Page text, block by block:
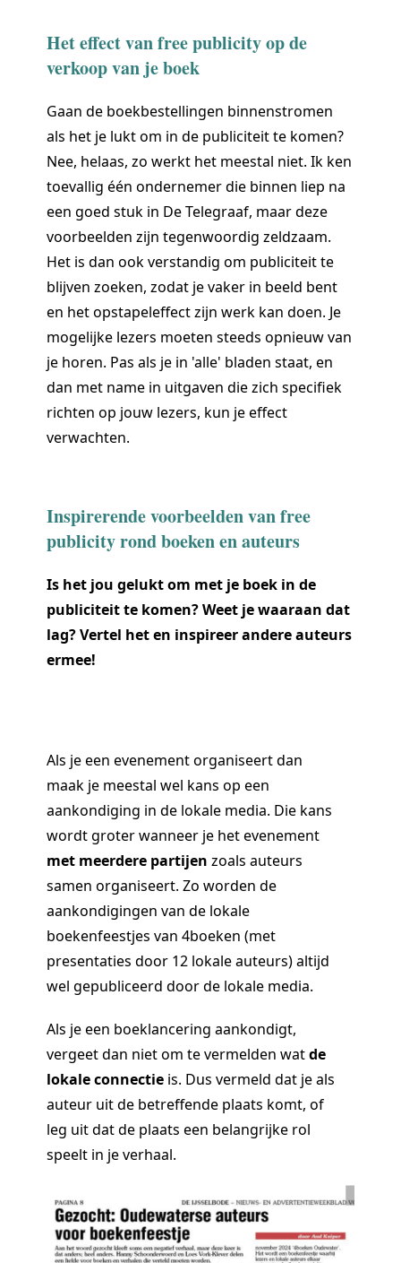
Het effect van free publicity op de
verkoop van je boek
Gaan de boekbestellingen binnenstromen
als het je lukt om in de publiciteit te komen?
Nee, helaas, zo werkt het meestal niet. Ik ken
toevallig één ondernemer die binnen liep na
een goed stuk in De Telegraaf, maar deze
voorbeelden zijn tegenwoordig zeldzaam.
Het is dan ook verstandig om publiciteit te
blijven zoeken, zodat je vaker in beeld bent
en het opstapeleffect zijn werk kan doen. Je
mogelijke lezers moeten steeds opnieuw van
je horen. Pas als je in 'alle' bladen staat, en
dan met name in uitgaven die zich specifiek
richten op jouw lezers, kun je effect
verwachten.
Inspirerende voorbeelden van free
publicity rond boeken en auteurs
Is het jou gelukt om met je boek in de
publiciteit te komen? Weet je waaraan dat
lag? Vertel het en inspireer andere auteurs
ermee!
Als je een evenement organiseert dan
maak je meestal wel kans op een
aankondiging in de lokale media. Die kans
wordt groter wanneer je het evenement
met meerdere partijen zoals auteurs
samen organiseert. Zo worden de
aankondigingen van de lokale
boekenfeestjes van 4boeken (met
presentaties door 12 lokale auteurs) altijd
wel gepubliceerd door de lokale media.
Als je een boeklancering aankondigt,
vergeet dan niet om te vermelden watde
lokale connectie is. Dus vermeld dat je als
auteur uit de betreffende plaats komt, of
leg uit dat de plaats een belangrijke rol
speelt in je verhaal.